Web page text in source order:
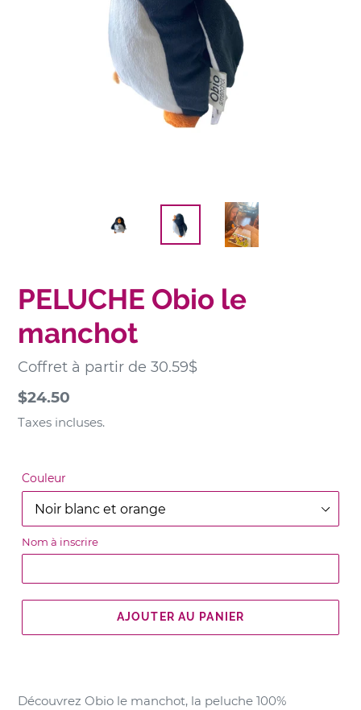
P
R
O
D
U
T
E
N
D
T
T
E
PELUCHE Obio le
manchot
Coffret à partir de 30.59$
Prix
normal
$24.50
Taxes incluses.
Couleur
Nom à inscrire
AJOUTER AU PANIER
Découvrez Obio le manchot, la peluche 100%